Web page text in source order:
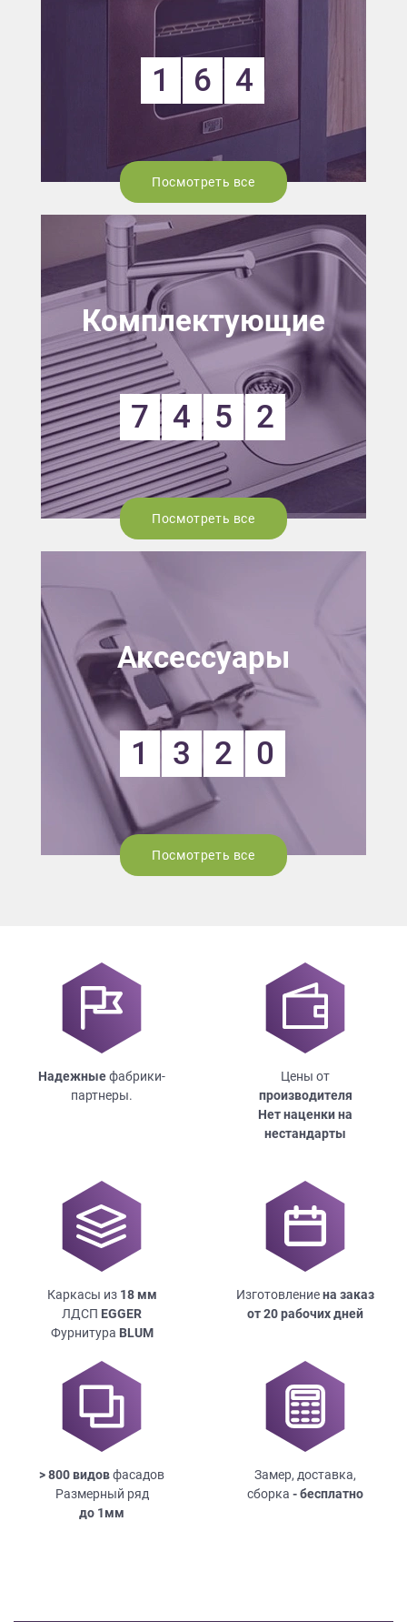
1 6 4
Посмотреть все
Комплектующие
7 4 5 2
Посмотреть все
Аксессуары
1 3 2 0
Посмотреть все
Надежныефабрики-
партнеры.
Цены от
производителя
Нет наценки на
нестандарты
Каркасы из 18мм
ЛДСП EGGER
Фурнитура BLUM
Изготовлениена заказ
от 20 рабочих дней
> 800 видовфасадов
Размерный ряд
до 1мм
Замер, доставка,
сборка - бесплатно